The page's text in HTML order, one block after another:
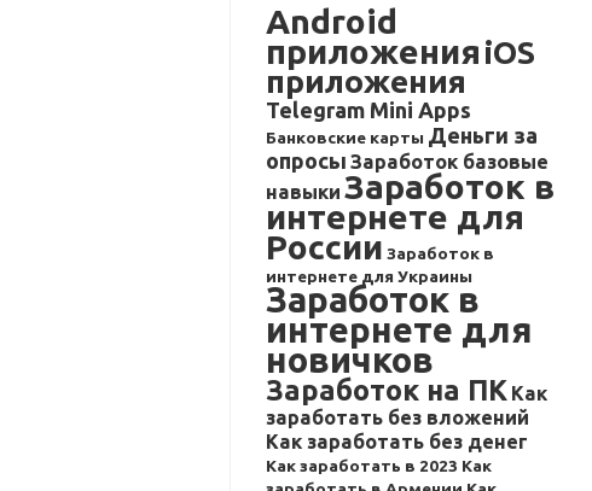
Android
приложения iOS
приложения
Telegram Mini Apps
Банковские карты Деньги за
опросы Заработок базовые
навыки Заработок в
интернете для
России Заработок в
интернете для Украины
Заработок в
интернете для
новичков
Заработок на ПК Как
заработать без вложений
Как заработать без денег
Как заработать в 2023 Как